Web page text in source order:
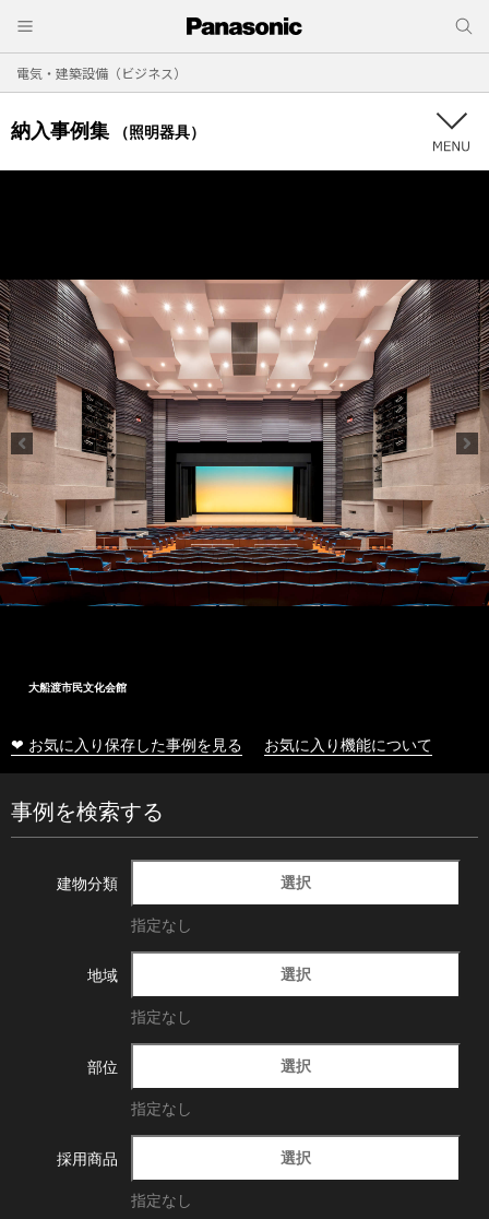
電気・建築設備（ビジネス）
納入事例集 （照明器具）
大船渡市民文化会館
❤ お気に入り保存した事例を見る お気に入り機能について
事例を検索する
建物分類 選択
指定なし
地域 選択
指定なし
部位 選択
指定なし
採用商品 選択
指定なし